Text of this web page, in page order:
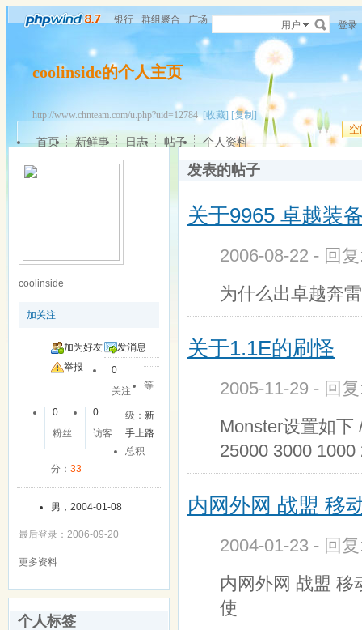
银行 群组聚合 广场 用户 登录
coolinside的个人主页
http://www.chnteam.com/u.php?uid=12784[收藏] [复制]
空
首页 新鲜事 日志 帖子 个人资料
coolinside
加关注
加为好友
发消息
举报
0
关注
0
粉丝
0
访客
等
级：新
手上路
总积
分： 33
男，2004-01-08
最后登录：2006-09-20
更多资料
个人标签
发表的帖子
关于9965 卓越装
2006-08-22 - 回
为什么出卓越奔
关于1.1E的刷怪
2005-11-29 - 回
Monster设置如下
25000 3000 1000
内网外网 战盟 移
2004-01-23 - 回
内网外网 战盟 移
使